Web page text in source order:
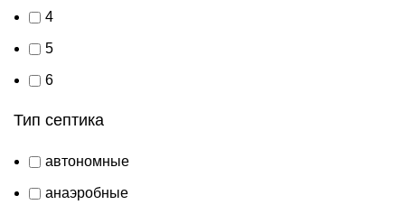
4
5
6
Тип септика
автономные
анаэробные